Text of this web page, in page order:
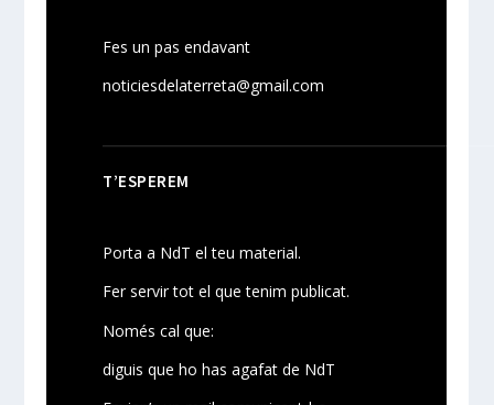
Fes un pas endavant
noticiesdelaterreta@gmail.com
T’ESPEREM
Porta a NdT el teu material.
Fer servir tot el que tenim publicat.
Només cal que:
diguis que ho has agafat de NdT